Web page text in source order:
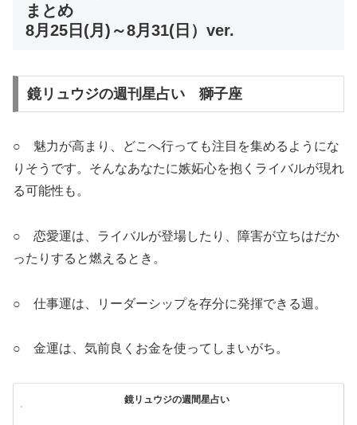
まとめ
8月25日(月)～8月31(日）ver.
鏡リュウジの週刊星占い 獅子座
○ 魅力が高まり、どこへ行っても注目を集めるようにな
りそうです。そんなあなたに嫉妬心を抱くライバルが現れ
る可能性も。
○ 恋愛運は、ライバルが登場したり、障害が立ちはだか
ったりすると燃えるとき。
○ 仕事運は、リーダーシップを存分に発揮できる週。
○ 金運は、気前良くお金を使ってしまいがち。
鏡リュウジの週間星占い